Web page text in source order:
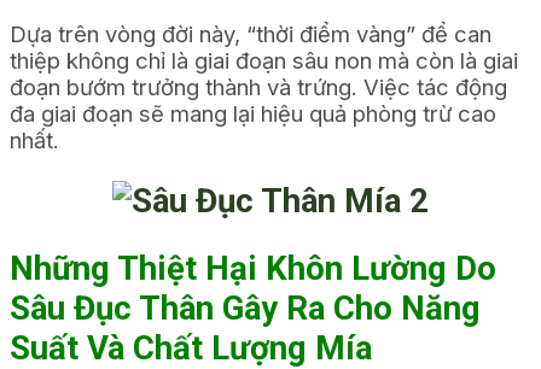
Dựa trên vòng đời này, “thời điểm vàng” để can
thiệp không chỉ là giai đoạn sâu non mà còn là giai
đoạn bướm trưởng thành và trứng. Việc tác động
đa giai đoạn sẽ mang lại hiệu quả phòng trừ cao
nhất.
Những Thiệt Hại Khôn Lường Do
Sâu Đục Thân Gây Ra Cho Năng
Suất Và Chất Lượng Mía